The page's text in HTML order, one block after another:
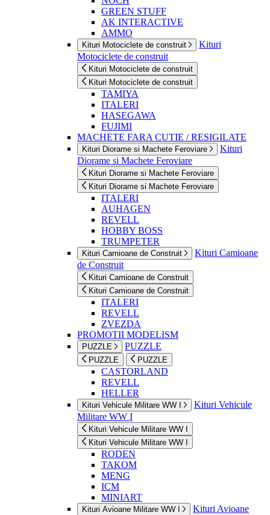
GREEN STUFF
AK INTERACTIVE
AMMO
Kituri Motociclete de construit
Kituri
Motociclete de construit
Kituri Motociclete de construit
Kituri Motociclete de construit
TAMIYA
ITALERI
HASEGAWA
FUJIMI
MACHETE FARA CUTIE / RESIGILATE
Kituri Diorame si Machete Feroviare
Kituri
Diorame si Machete Feroviare
Kituri Diorame si Machete Feroviare
Kituri Diorame si Machete Feroviare
ITALERI
AUHAGEN
REVELL
HOBBY BOSS
TRUMPETER
Kituri Camioane de Construit
Kituri Camioane
de Construit
Kituri Camioane de Construit
Kituri Camioane de Construit
ITALERI
REVELL
ZVEZDA
PROMOTII MODELISM
PUZZLE PUZZLE
PUZZLE PUZZLE
CASTORLAND
REVELL
HELLER
Kituri Vehicule Militare WW I
Kituri Vehicule
Militare WW I
Kituri Vehicule Militare WW I
Kituri Vehicule Militare WW I
RODEN
TAKOM
MENG
ICM
MINIART
Kituri Avioane Militare WW I
Kituri Avioane